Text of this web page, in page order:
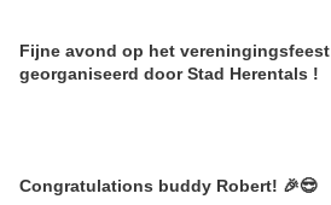
Fijne avond op het vereningingsfeest
georganiseerd door Stad Herentals !
Congratulations buddy Robert! 🎉😎